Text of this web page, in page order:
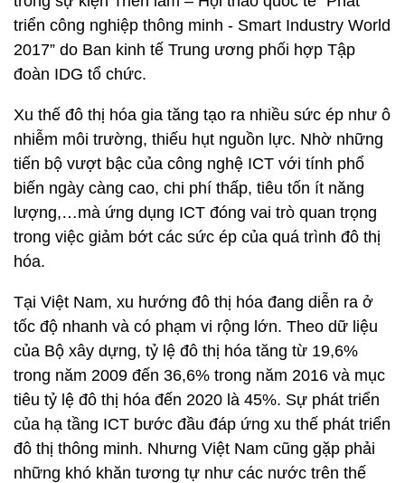
triển công nghiệp thông minh - Smart Industry World
2017” do Ban kinh tế Trung ương phối hợp Tập
đoàn IDG tổ chức.
Xu thế đô thị hóa gia tăng tạo ra nhiều sức ép như ô
nhiễm môi trường, thiếu hụt nguồn lực. Nhờ những
tiến bộ vượt bậc của công nghệ ICT với tính phổ
biến ngày càng cao, chi phí thấp, tiêu tốn ít năng
lượng,…mà ứng dụng ICT đóng vai trò quan trọng
trong việc giảm bớt các sức ép của quá trình đô thị
hóa.
Tại Việt Nam, xu hướng đô thị hóa đang diễn ra ở
tốc độ nhanh và có phạm vi rộng lớn. Theo dữ liệu
của Bộ xây dựng, tỷ lệ đô thị hóa tăng từ 19,6%
trong năm 2009 đến 36,6% trong năm 2016 và mục
tiêu tỷ lệ đô thị hóa đến 2020 là 45%. Sự phát triển
của hạ tầng ICT bước đầu đáp ứng xu thế phát triển
đô thị thông minh. Nhưng Việt Nam cũng gặp phải
những khó khăn tương tự như các nước trên thế